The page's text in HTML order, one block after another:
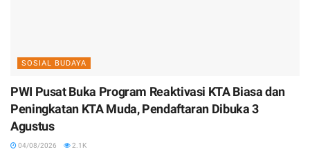
SOSIAL BUDAYA
PWI Pusat Buka Program Reaktivasi KTA Biasa dan
Peningkatan KTA Muda, Pendaftaran Dibuka 3
Agustus
04/08/2026 2.1K